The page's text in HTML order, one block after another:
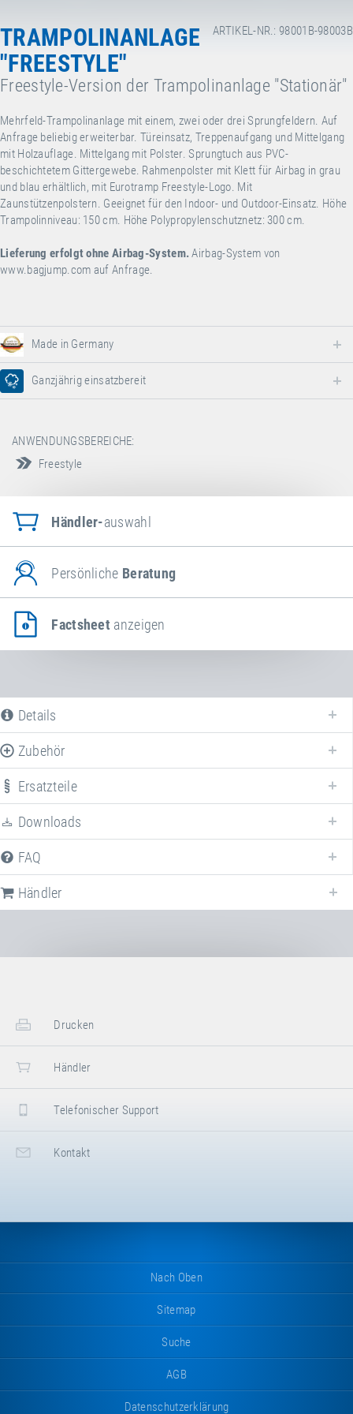
ARTIKEL-NR.: 98001B-98003B
TRAMPOLINANLAGE
"FREESTYLE"
Freestyle-Version der Trampolinanlage "Stationär"
Mehrfeld-Trampolinanlage mit einem, zwei oder drei Sprungfeldern. Auf
Anfrage beliebig erweiterbar. Türeinsatz, Treppenaufgang und Mittelgang
mit Holzauflage. Mittelgang mit Polster. Sprungtuch aus PVC-
beschichtetem Gittergewebe. Rahmenpolster mit Klett für Airbag in grau
und blau erhältlich, mit Eurotramp Freestyle-Logo. Mit
Zaunstützenpolstern. Geeignet für den Indoor- und Outdoor-Einsatz. Höhe
Trampolinniveau: 150 cm. Höhe Polypropylenschutznetz: 300 cm.
Lieferung erfolgt ohne Airbag-System.Airbag-System von
www.bagjump.com auf Anfrage.
Made in Germany
Ganzjährig einsatzbereit
ANWENDUNGSBEREICHE:
Freestyle
Händler-auswahl
Persönliche Beratung
Factsheet anzeigen
Details
Zubehör
Ersatzteile
Downloads
FAQ
Händler
Leider gibt es noch keine Händler, die das Produkt Trampolinanlage
"Freestyle" in Deutschland verkaufen.
Drucken
Händler
Telefonischer Support
Kontakt
Nach Oben
Sitemap
Suche
AGB
Datenschutzerklärung